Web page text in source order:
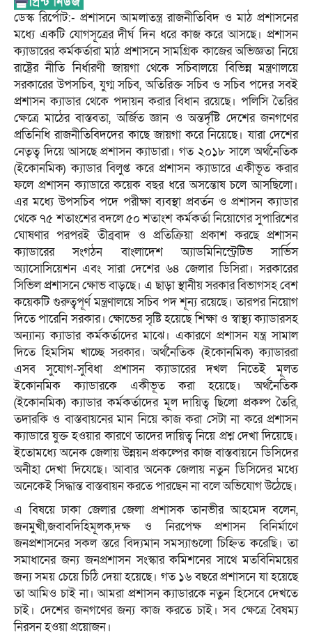
ডেস্ক রির্পোট:- প্রশাসনে আমলাতন্ত্র রাজনীতিবিদ ও মাঠ প্রশাসনের
মধ্যে একটি যোগসূত্রের দীর্ঘ দিন ধরে কাজ করে আসছে। প্রশাসন
ক্যাডারের কর্মকর্তারা মাঠ প্রশাসনে সামগ্রিক কাজের অভিজ্ঞতা নিয়ে
রাষ্ট্রের নীতি নির্ধারণী জায়গা থেকে সচিবালয়ে বিভিন্ন মন্ত্রণালয়ে
সরকারের উপসচিব, যুগ্ম সচিব, অতিরিক্ত সচিব ও সচিব পদের সবই
প্রশাসন ক্যাডার থেকে পদায়ন করার বিধান রয়েছে। পলিসি তৈরির
ক্ষেত্রে মাঠের বাস্তবতা, অর্জিত জ্ঞান ও অন্তর্দৃষ্টি দেশের জনগণের
প্রতিনিধি রাজনীতিবিদদের কাছে জায়গা করে নিয়েছে। যারা দেশের
নেতৃত্ব দিয়ে আসছে প্রশাসন ক্যাডারা। গত ২০১৮ সালে অর্থনৈতিক
(ইকোনমিক) ক্যাডার বিলুপ্ত করে প্রশাসন ক্যাডারে একীভূত করার
ফলে প্রশাসন ক্যাডারে কয়েক বছর ধরে অসন্তোষ চলে আসছিলো।
এর মধ্যে উপসচিব পদে পরীক্ষা ব্যবস্থা প্রবর্তন ও প্রশাসন ক্যাডার
থেকে ৭৫ শতাংশের বদলে ৫০ শতাংশ কর্মকর্তা নিয়োগের সুপারিশের
ঘোষণার পরপরই তীব্রবাদ ও প্রতিক্রিয়া প্রকাশ করছে প্রশাসন
ক্যাডারের সংগঠন বাংলাদেশ অ্যাডমিনিস্ট্রেটিভ সার্ভিস
অ্যাসোসিয়েশন এবং সারা দেশের ৬৪ জেলার ডিসিরা। সরকারের
সিভিল প্রশাসনে ক্ষোভ বাড়ছে। এ ছাড়া স্থানীয় সরকার বিভাগসহ বেশ
কয়েকটি গুরুত্বপূর্ণ মন্ত্রণালয়ে সচিব পদ শূন্য রয়েছে। তারপর নিয়োগ
দিতে পারেনি সরকার। ক্ষোভের সৃষ্টি হয়েছে শিক্ষা ও স্বাস্থ্য ক্যাডারসহ
অন্যান্য ক্যাডার কর্মকর্তাদের মাঝে। একারণে প্রশাসন যন্ত্র সামাল
দিতে হিমসিম খাচ্ছে সরকার। অর্থনৈতিক (ইকোনমিক) ক্যাডাররা
এসব সুযোগ-সুবিধা প্রশাসন ক্যাডারের দখল নিতেই মূলত
ইকোনমিক ক্যাডারকে একীভূত করা হয়েছে। অর্থনৈতিক
(ইকোনমিক) ক্যাডার কর্মকর্তাদের মূল দায়িত্ব ছিলো প্রকল্প তৈরি,
তদারকি ও বাস্তবায়নের মান নিয়ে কাজ করা সেটা না করে প্রশাসন
ক্যাডারে যুক্ত হওয়ার কারণে তাদের দায়িত্ব নিয়ে প্রশ্ন দেখা দিয়েছে।
ইতোমধ্যে অনেক জেলায় উন্নয়ন প্রকল্পের কাজ বাস্তবায়নে ডিসিদের
অনীহা দেখা দিযেছে। আবার অনেক জেলায় নতুন ডিসিদের মধ্যে
অনেকেই সিদ্ধান্ত বাস্তবায়ন করতে পারছেন না বলে অভিযোগ উঠেছে।
এ বিষয়ে ঢাকা জেলার জেলা প্রশাসক তানভীর আহমেদ বলেন,
জনমুখী,জবাবদিহিমূলক,দক্ষ ও নিরপেক্ষ প্রশাসন বিনির্মাণে
জনপ্রশাসনের সকল স্তরে বিদ্যমান সমস্যাগুলো চিহ্নিত করেছি। তা
সমাধানের জন্য জনপ্রশাসন সংস্কার কমিশনের সাথে মতবিনিময়ের
জন্য সময় চেয়ে চিঠি দেয়া হয়েছে। গত ১৬ বছরে প্রশাসনে যা হয়েছে
তা আমিও চাই না। আমরা প্রশাসন ক্যাডারকে নতুন হিসেবে দেখতে
চাই। দেশের জনগণের জন্য কাজ করতে চাই। সব ক্ষেত্রে বৈষম্য
নিরসন হওয়া প্রয়োজন।